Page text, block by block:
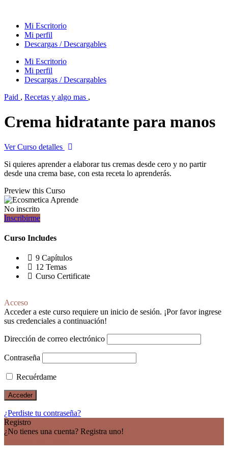
Mi Escritorio
Mi perfil
Descargas / Descargables
Mi Escritorio
Mi perfil
Descargas / Descargables
Paid , Recetas y algo mas ,
Crema hidratante para manos
Ver Curso detalles
Si quieres aprender a elaborar tus cremas desde cero y no partir
desde una crema base, con esta receta lo aprenderás.
Preview this Curso
No inscrito
Inscribirme
Curso Includes
9 Capítulos
12 Temas
Curso Certificate
Acceso
Acceder a este curso requiere un inicio de sesión. ¡Por favor ingrese
sus credenciales a continuación!
Dirección de correo electrónico
Contraseña
Recuérdame
¿Perdiste tu contraseña?
Registro
¿No tienes una cuenta? Registra uno!